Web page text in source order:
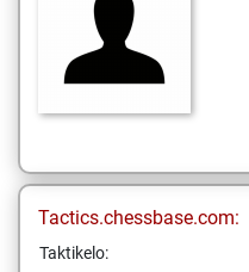
Tactics.chessbase.com:
Taktikelo: